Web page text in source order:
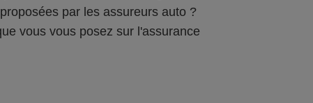
par les assureurs auto ?
vous vous posez sur l'assurance